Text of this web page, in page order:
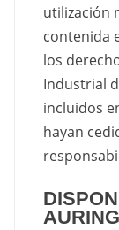
utilización
contenida
los
Industrial
incluidos
hayan